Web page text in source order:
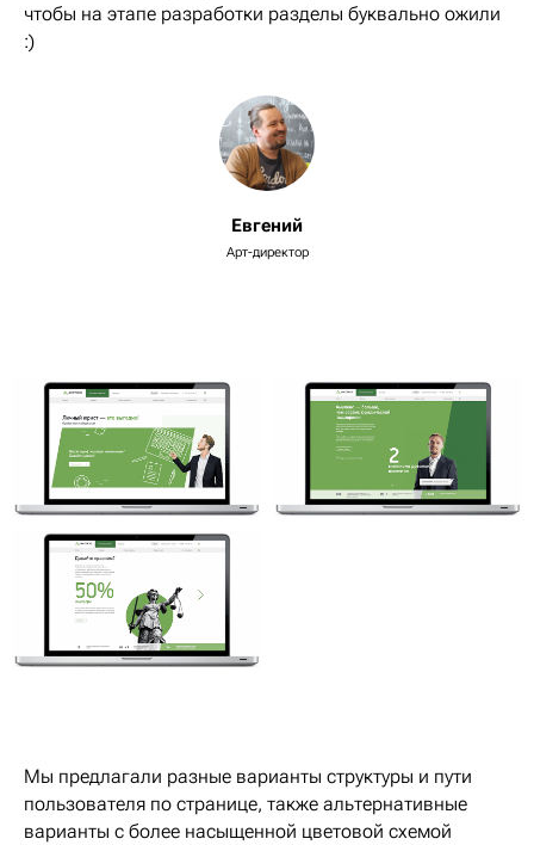
чтобы на этапе разработки разделы буквально ожили
:)
Евгений
Арт-директор
Мы предлагали разные варианты структуры и пути
пользователя по странице, также альтернативные
варианты с более насыщенной цветовой схемой